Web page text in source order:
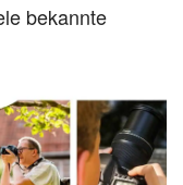
bekannte